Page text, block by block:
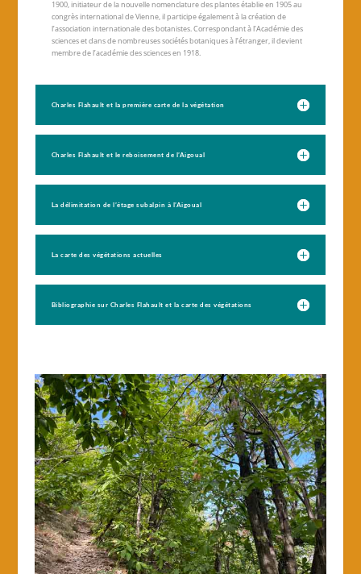
1900, initiateur de la nouvelle nomenclature des plantes établie en 1905 au
congrès international de Vienne, il participe également à la création de
l’association internationale des botanistes. Correspondant à l’Académie des
sciences et dans de nombreuses sociétés botaniques à l’étranger, il devient
membre de l’académie des sciences en 1918.
Charles Flahault et la première carte de la végétation
Charles Flahault et le reboisement de l’Aigoual
La délimitation de l’étage subalpin à l’Aigoual
La carte des végétations actuelles
Bibliographie sur Charles Flahault et la carte des végétations